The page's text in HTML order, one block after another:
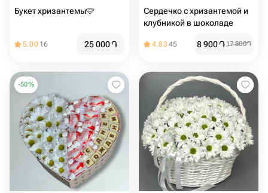
Букет хризантемы🩷
5.00 16 25 000֏
Сердечко с хризантемой и
клубникой в шоколаде
4.8345 8 900֏17 800֏
-50%